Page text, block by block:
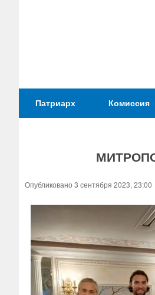
Патриаршая
Комиссия
физической
культуры и
спорта
Патриарх Комиссия
Вы
Опубликовано 3 сентября 2023, 23:00